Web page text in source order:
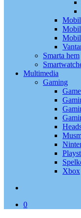
Smarta hem
Multimedia
Gaming
Xbox
0